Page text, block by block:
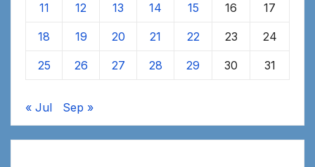
11 12 13 14 15 16 17
18 19 20 21 22 23 24
25 26 27 28 29 30 31
« Jul Sep »